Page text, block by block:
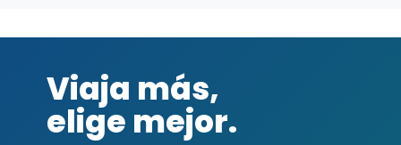
Viaja más,
elige mejor.